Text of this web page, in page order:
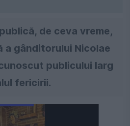
de ceva vreme,
a gânditorului Nicolae
publicului larg
fericirii.